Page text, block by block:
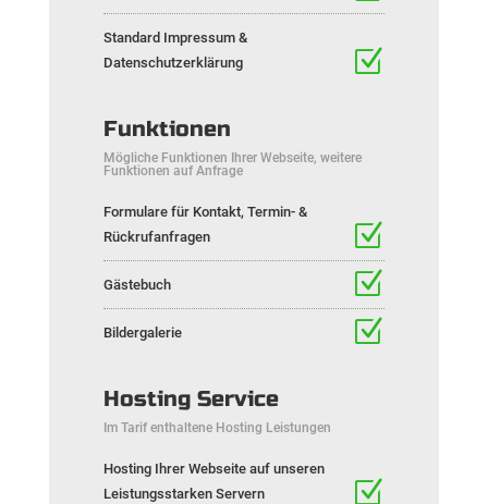
Standard Impressum &
Datenschutzerklärung
Funktionen
Mögliche Funktionen Ihrer Webseite, weitere
Funktionen auf Anfrage
Formulare für Kontakt, Termin- &
Rückrufanfragen
Gästebuch
Bildergalerie
Hosting Service
Im Tarif enthaltene Hosting Leistungen
Hosting Ihrer Webseite auf unseren
Leistungsstarken Servern